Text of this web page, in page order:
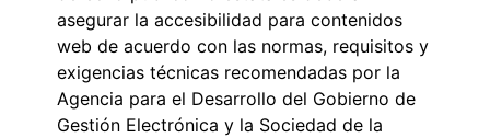
asegurar la accesibilidad para contenidos
web de acuerdo con las normas, requisitos y
exigencias técnicas recomendadas por la
Agencia para el Desarrollo del Gobierno de
Gestión Electrónica y la Sociedad de la